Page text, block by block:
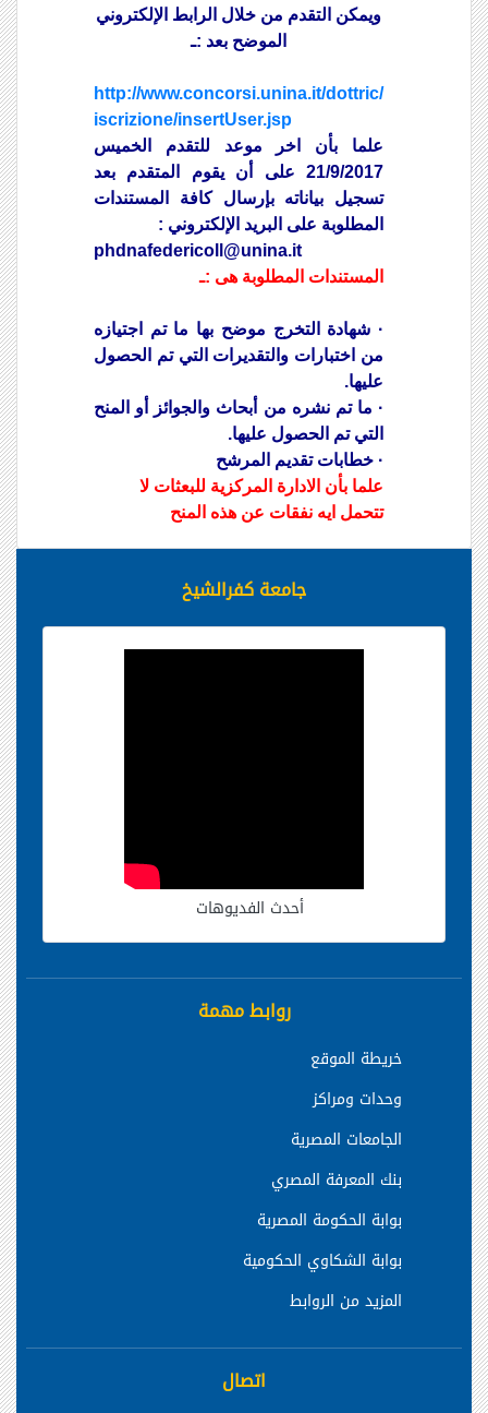
ويمكن التقدم من خلال الرابط الإلكتروني
الموضح بعد :ـ
http://www.concorsi.unina.it/dottric/
iscrizione/insertUser.jsp
علما بأن اخر موعد للتقدم الخميس
21/9/2017 على أن يقوم المتقدم بعد
تسجيل بياناته بإرسال كافة المستندات
المطلوبة على البريد الإلكتروني :
phdnafedericoll@unina.it
المستندات المطلوبة هى :ـ
· شهادة التخرج موضح بها ما تم اجتيازه
من اختبارات والتقديرات التي تم الحصول
عليها.
· ما تم نشره من أبحاث والجوائز أو المنح
التي تم الحصول عليها.
· خطابات تقديم المرشح
علما بأن الادارة المركزية للبعثات لا
تتحمل ايه نفقات عن هذه المنح
جامعة كفرالشيخ
أحدث الفديوهات
روابط مهمة
خريطة الموقع
وحدات ومراكز
الجامعات المصرية
بنك المعرفة المصري
بوابة الحكومة المصرية
بوابة الشكاوي الحكومية
المزيد من الروابط
اتصال